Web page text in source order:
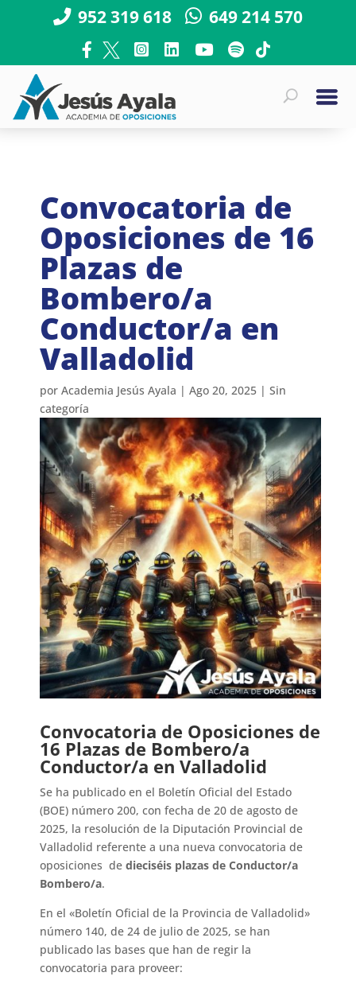
952 319 618 649 214 570
Convocatoria de
Oposiciones de 16
Plazas de
Bombero/a
Conductor/a en
Valladolid
porAcademia Jesús Ayala |Ago 20, 2025 |Sin
categoría
Convocatoria de Oposiciones de
16 Plazas de Bombero/a
Conductor/a en Valladolid
Se ha publicado en el Boletín Oficial del Estado
(BOE) número 200, con fecha de 20 de agosto de
2025, la resolución de la Diputación Provincial de
Valladolid referente a una nueva convocatoria de
oposicionesdedieciséis plazas de Conductor/a
Bombero/a.
En el «Boletín Oficial de la Provincia de Valladolid»
número 140, de 24 de julio de 2025, se han
publicado las bases que han de regir la
convocatoria para proveer: